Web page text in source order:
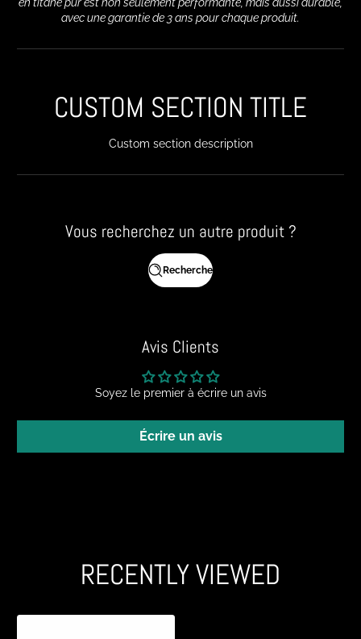
avec une garantie de 3 ans pour chaque produit.
CUSTOM SECTION TITLE
Custom section description
Vous recherchez un autre produit ?
Recherche
Avis Clients
Soyez le premier à écrire un avis
Écrire un avis
RECENTLY VIEWED